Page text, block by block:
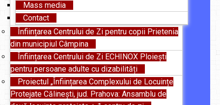
Mass media
Contact
Înființarea Centrului de Zi pentru copii Prietenia
din municipiul Câmpina
Înființarea Centrului de Zi ECHINOX Ploiești
pentru persoane adulte cu dizabilități
Proiectul „Înființarea Complexului de Locuințe
Protejate Călinești, jud. Prahova: Ansamblu de